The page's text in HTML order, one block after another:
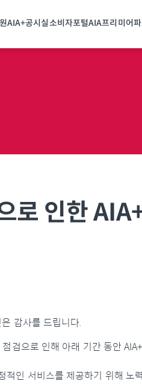
AIA+공시실소비자포털AIA프리미어
로 인한
감사를 드립니다.
검으로 인해 아래 기간 동안
적인 서비스를 제공하기 위해 노